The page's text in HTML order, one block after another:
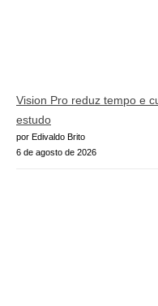
Vision Pro reduz tempo e
estudo
por Edivaldo Brito
6 de agosto de 2026